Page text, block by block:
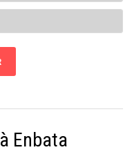
Enbata